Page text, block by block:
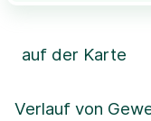
Verlauf von
auf der Karte
+
Leaflet|